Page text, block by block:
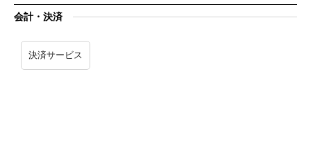
会計・決済
決済サービス